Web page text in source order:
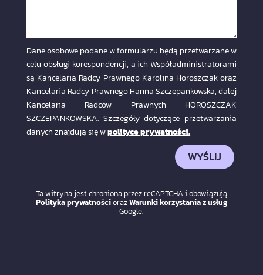
Dane osobowe podane w formularzu będą przetwarzane w
celu obsługi korespondencji, a ich Współadministratorami
są Kancelaria Radcy Prawnego Karolina Horoszczak oraz
Kancelaria Radcy Prawnego Hanna Szczepankowska, dalej
Kancelaria Radców Prawnych HOROSZCZAK
SZCZEPANKOWSKA. Szczegóły dotyczące przetwarzania
danych znajdują się wpolityce prywatności.
WYŚLIJ
Ta witryna jest chroniona przez reCAPTCHA i obowiązują
Polityka prywatnościorazWarunki korzystania z usług
Google.